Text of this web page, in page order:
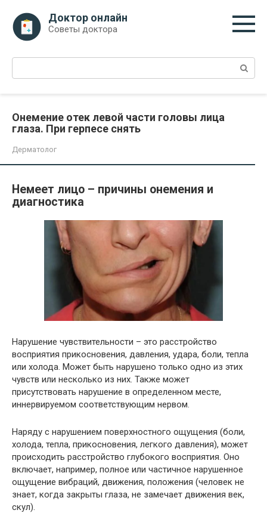
контенту
Доктор онлайн
Советы доктора
Поиск:
Онемение отек левой части головы лица
глаза. При герпесе снять
Дерматолог
Немеет лицо – причины онемения и
диагностика
Нарушение чувствительности – это расстройство
восприятия прикосновения, давления, удара, боли, тепла
или холода. Может быть нарушено только одно из этих
чувств или несколько из них. Также может
присутствовать нарушение в определенном месте,
иннервируемом соответствующим нервом.
Наряду с нарушением поверхностного ощущения (боли,
холода, тепла, прикосновения, легкого давления), может
происходить расстройство глубокого восприятия. Оно
включает, например, полное или частичное нарушенное
ощущение вибраций, движения, положения (человек не
знает, когда закрыты глаза, не замечает движения век,
скул).